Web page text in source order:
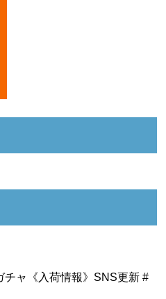
チャ《入荷情報》SNS更新 #